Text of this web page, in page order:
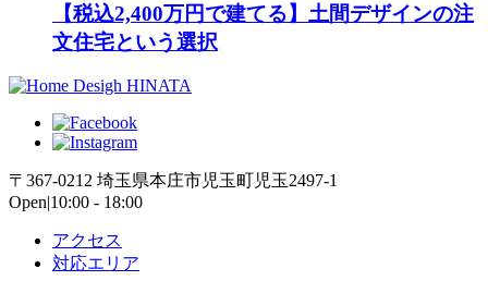
【税込2,400万円で建てる】土間デザインの注
文住宅という選択
〒367-0212 埼玉県本庄市児玉町児玉2497-1
Open|10:00 - 18:00
アクセス
対応エリア